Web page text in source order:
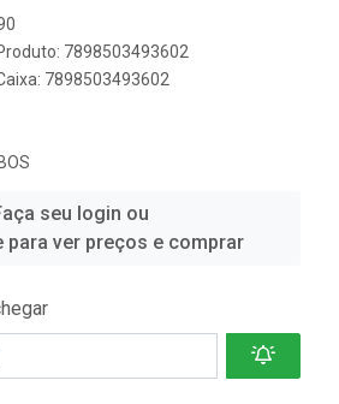
7898503493602
7898503493602
seu login ou
para ver preços e comprar